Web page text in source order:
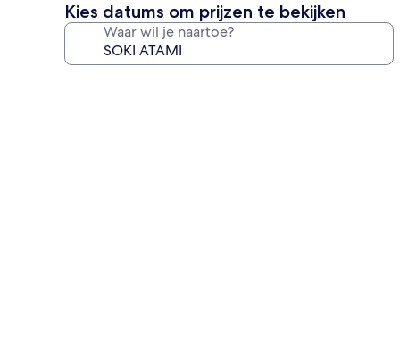
Kies datums om prijzen te bekijken
Waar wil je naartoe?